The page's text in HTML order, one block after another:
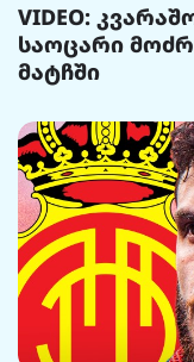
VIDEO:
საოცარი
მატჩში